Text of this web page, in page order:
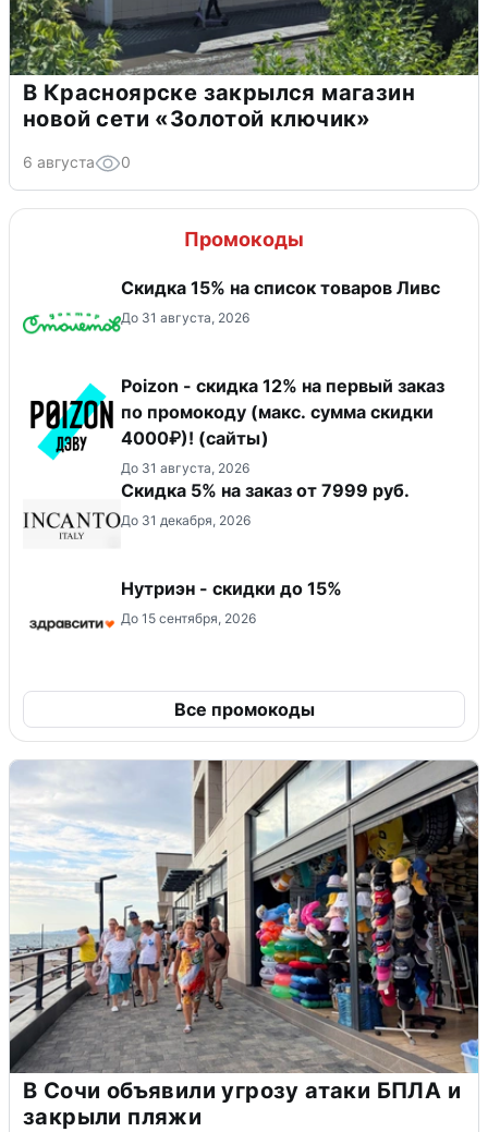
В Красноярске закрылся магазин
новой сети «Золотой ключик»
6 августа 0
Промокоды
Скидка 15% на список товаров Ливс
До 31 августа, 2026
Poizon - скидка 12% на первый заказ
по промокоду (макс. сумма скидки
4000₽)! (сайты)
До 31 августа, 2026
Скидка 5% на заказ от 7999 руб.
До 31 декабря, 2026
Нутриэн - скидки до 15%
До 15 сентября, 2026
Все промокоды
В Сочи объявили угрозу атаки БПЛА и
закрыли пляжи